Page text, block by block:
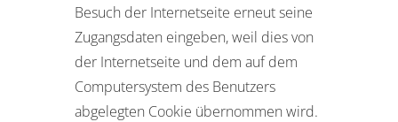
Besuch der Internetseite erneut seine
Zugangsdaten eingeben, weil dies von
der Internetseite und dem auf dem
Computersystem des Benutzers
abgelegten Cookie übernommen wird.